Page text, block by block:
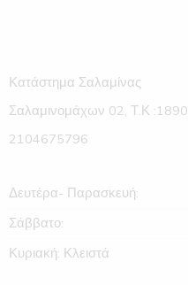
Κατάστημα Σαλαμίνας
Σαλαμινομάχων 02, Τ.Κ
2104675796
Δευτέρα- Παρασκευή:
Σάββατο:
Κυριακή: Κλειστά